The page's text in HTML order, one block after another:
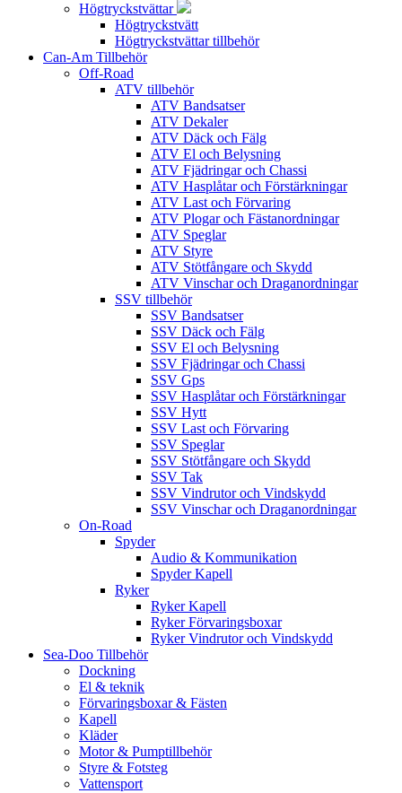
Högtryckstvättar
Högtryckstvätt
Högtryckstvättar tillbehör
Can-Am Tillbehör
Off-Road
ATV tillbehör
ATV Bandsatser
ATV Dekaler
ATV Däck och Fälg
ATV El och Belysning
ATV Fjädringar och Chassi
ATV Hasplåtar och Förstärkningar
ATV Last och Förvaring
ATV Plogar och Fästanordningar
ATV Speglar
ATV Styre
ATV Stötfångare och Skydd
ATV Vinschar och Draganordningar
SSV tillbehör
SSV Bandsatser
SSV Däck och Fälg
SSV El och Belysning
SSV Fjädringar och Chassi
SSV Gps
SSV Hasplåtar och Förstärkningar
SSV Hytt
SSV Last och Förvaring
SSV Speglar
SSV Stötfångare och Skydd
SSV Tak
SSV Vindrutor och Vindskydd
SSV Vinschar och Draganordningar
On-Road
Spyder
Audio & Kommunikation
Spyder Kapell
Ryker
Ryker Kapell
Ryker Förvaringsboxar
Ryker Vindrutor och Vindskydd
Sea-Doo Tillbehör
Dockning
El & teknik
Förvaringsboxar & Fästen
Kapell
Kläder
Motor & Pumptillbehör
Styre & Fotsteg
Vattensport